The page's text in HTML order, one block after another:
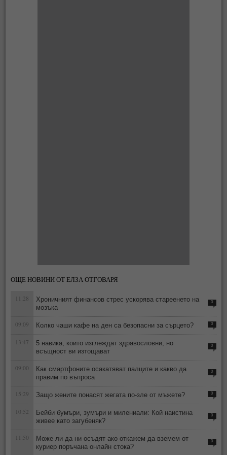
ОЩЕ НОВИНИ ОТ ЕЛЗА ОТГОВАРЯ
11:28
Хроничният финансов стрес ускорява стареенето на
мозъка
0
09:09 Колко чаши кафе на ден са безопасни за сърцето? 0
13:47
5 навика, които изглеждат здравословни, но
всъщност ви изтощават
0
09:00
Как смартфоните осакатяват палците и какво да
правим по въпроса
0
15:29 Защо жените понасят жегата по-зле от мъжете? 0
10:52
Бейби бумъри, зумъри и милениали: Кой наистина
живее като загубеняк?
0
11:50
Може ли да ни осъдят ако откажем да вземем от
куриер поръчана онлайн стока?
0